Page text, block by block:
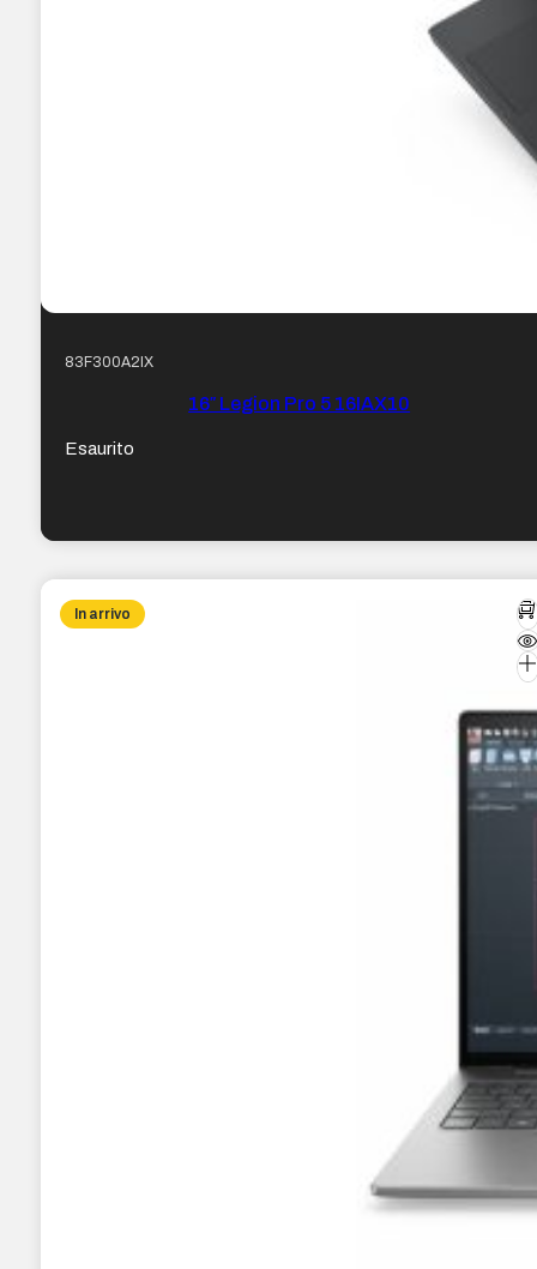
83F300A2IX
16″ Legion Pro 5 16IAX10
Esaurito
In arrivo